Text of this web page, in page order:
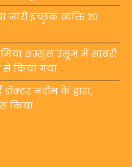
जारी इच्छुक व्यक्ति 20
शम्सुल उलूम में साबरी
से किया गया
नदीम के द्वारा,
किया